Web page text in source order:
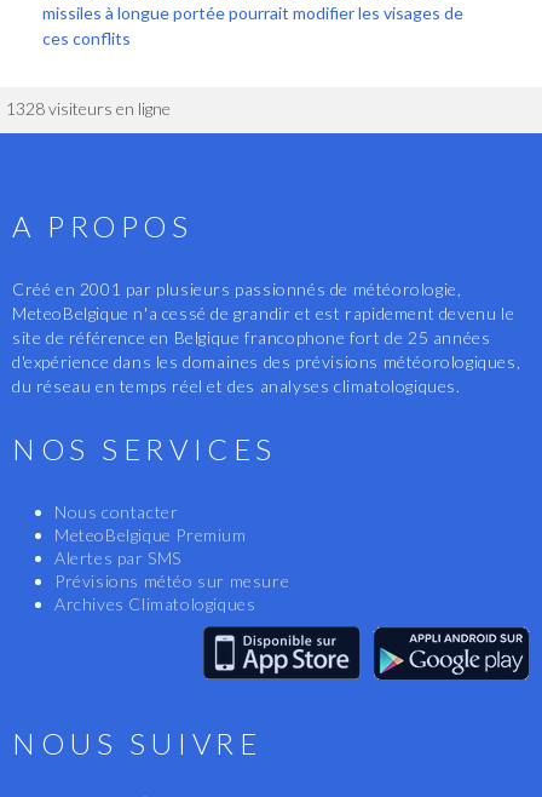
missiles à longue portée pourrait modifier les visages de
ces conflits
1328 visiteurs en ligne
A PROPOS
Créé en 2001 par plusieurs passionnés de météorologie,
MeteoBelgique n'a cessé de grandir et est rapidement devenu le
site de référence en Belgique francophone fort de 25 années
d'expérience dans les domaines des prévisions météorologiques,
du réseau en temps réel et des analyses climatologiques.
NOS SERVICES
Nous contacter
MeteoBelgique Premium
Alertes par SMS
Prévisions météo sur mesure
Archives Climatologiques
NOUS SUIVRE